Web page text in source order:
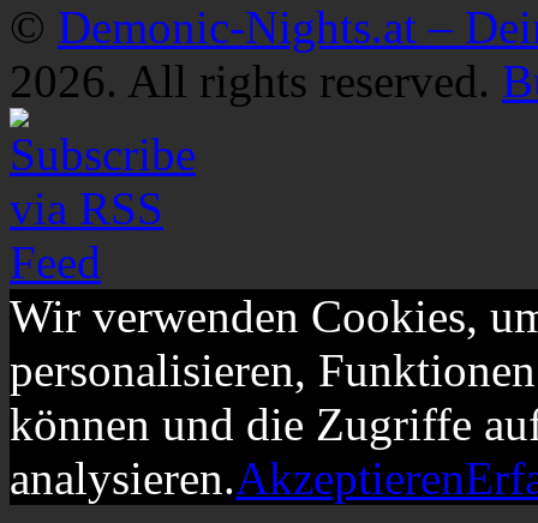
© Demonic-Nights.at –
2026. All rights reserved.
Wir verwenden Cookies,
personalisieren,
können und die Zugriffe
analysieren.Akzeptieren